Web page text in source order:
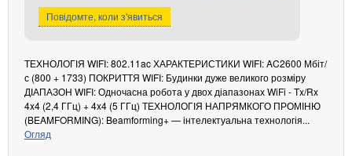
Кабелі та роз'єми
Хаби і кардридери
Фильтри та стабілізатори
Павербанки
Кабелі, роз'єми, перехідники
Повідомте, коли з'явиться
ТЕХНОЛОГІЯ WIFI: 802.11ac ХАРАКТЕРИСТИКИ WIFI: AC2600 Мбіт/
с (800 + 1733) ПОКРИТТЯ WIFI: Будинки дуже великого розміру
ДІАПАЗОН WIFI: Одночасна робота у двох діапазонах WiFi - Tx/Rx
4x4 (2,4 ГГц) + 4x4 (5 ГГц) ТЕХНОЛОГІЯ НАПРЯМКОГО ПРОМІНЮ
(BEAMFORMING): Beamforming+ — інтелектуальна технологія...
Огляд